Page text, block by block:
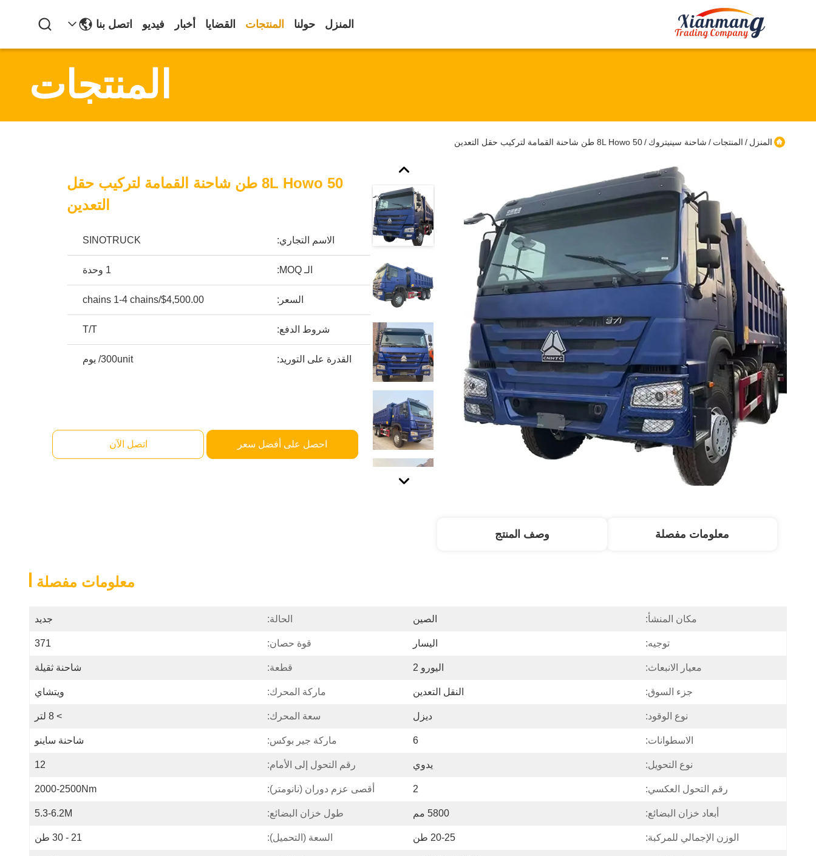
المنزل حولنا المنتجات القضايا أخبار فيديو اتصل بنا
المنتجات
المنزل / المنتجات / شاحنة سينيتروك /8L Howo 50 طن شاحنة القمامة لتركيب حقل التعدين
8L Howo 50 طن شاحنة القمامة لتركيب حقل
التعدين
الاسم التجاري: SINOTRUCK
الـ MOQ: 1 وحدة
السعر: $4,500.00/chains 1-4 chains
شروط الدفع: T/T
القدرة على التوريد: 300unit/ يوم
احصل على أفضل سعر اتصل الآن
معلومات مفصلة وصف المنتج
معلومات مفصلة
مكان المنشأ: الصين الحالة: جديد
توجيه: اليسار قوة حصان: 371
معيار الانبعاث: اليورو 2 قطعة: شاحنة ثقيلة
جزء السوق: النقل التعدين ماركة المحرك: ويتشاي
نوع الوقود: ديزل سعة المحرك: > 8 لتر
الاسطوانات: 6 ماركة جير بوكس: شاحنة ساينو
نوع التحويل: يدوي رقم التحول إلى الأمام: 12
رقم التحول العكسي: 2 أقصى عزم دوران (نانومتر): 2000-2500Nm
أبعاد خزان البضائع: 5800 مم طول خزان البضائع: 5.3-6.2M
الوزن الإجمالي للمركبة: 20-25 طن السعة (التحميل): 21 - 30 طن